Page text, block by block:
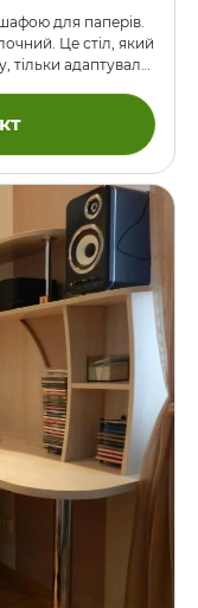
для паперів.
Це стіл, який
тільки адаптували